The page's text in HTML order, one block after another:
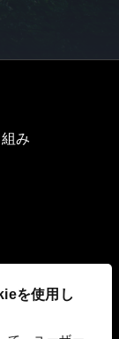
を使用し
み